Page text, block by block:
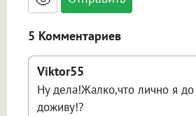
ссылками, и [img]адрес[/img]
5 Комментариев
Viktor55
Ну дела!Жалко,что лично я до
доживу!?